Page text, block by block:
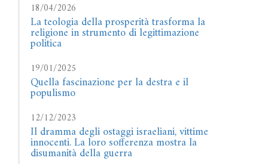
18/04/2026
La teologia della prosperità trasforma la
religione in strumento di legittimazione
politica
19/01/2025
Quella fascinazione per la destra e il
populismo
12/12/2023
Il dramma degli ostaggi israeliani, vittime
innocenti. La loro sofferenza mostra la
disumanità della guerra